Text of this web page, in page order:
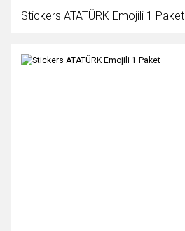
Stickers ATATÜRK Emojili 1 Paket